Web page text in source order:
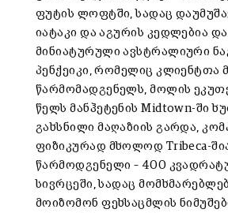
ფუტის ლოფტში, სადაც
იატაკი და აგურის კედლებია
მინიატურული ავსტრალიური
პენქეიკი, რომელიც კლიენტთა
წარმომადგენელს, მოლის
წელს მანჰეტენის Midtown-ში
გახსნილი მაღაზიის გარდა,
ფიზიკურად მხოლოდ Tribeca-
წარმოდგენელი – 400
სივრცეში, სადაც
მოიზომონ ფეხსაცმლის